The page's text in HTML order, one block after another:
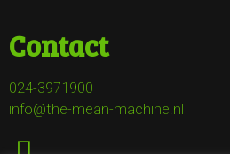
Contact
024-3971900
info@the-mean-machine.nl